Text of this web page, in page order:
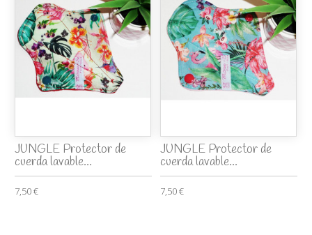
JUNGLE Protector de
cuerda lavable...
7,50 €
JUNGLE Protector de
cuerda lavable...
7,50 €